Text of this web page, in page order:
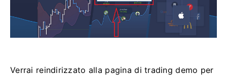
Verrai reindirizzato alla pagina di trading demo per